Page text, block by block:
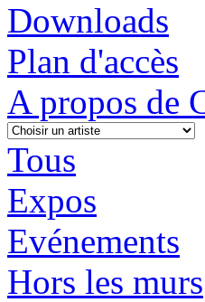
Downloads
Plan d'accès
A propos de
Tous
Expos
Evénements
Hors les murs